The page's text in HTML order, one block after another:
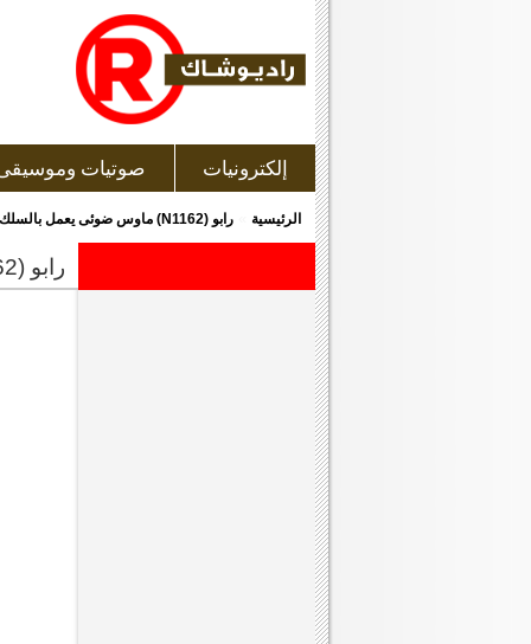
إلكترونيات صوتيات
الرئيسية رابو (N1162) ماوس ضوئى يعمل بالسلك, ذو لون أسود
رابو (n1162) ماوس ضوئى يعمل بالسلك, ذو لون أسود